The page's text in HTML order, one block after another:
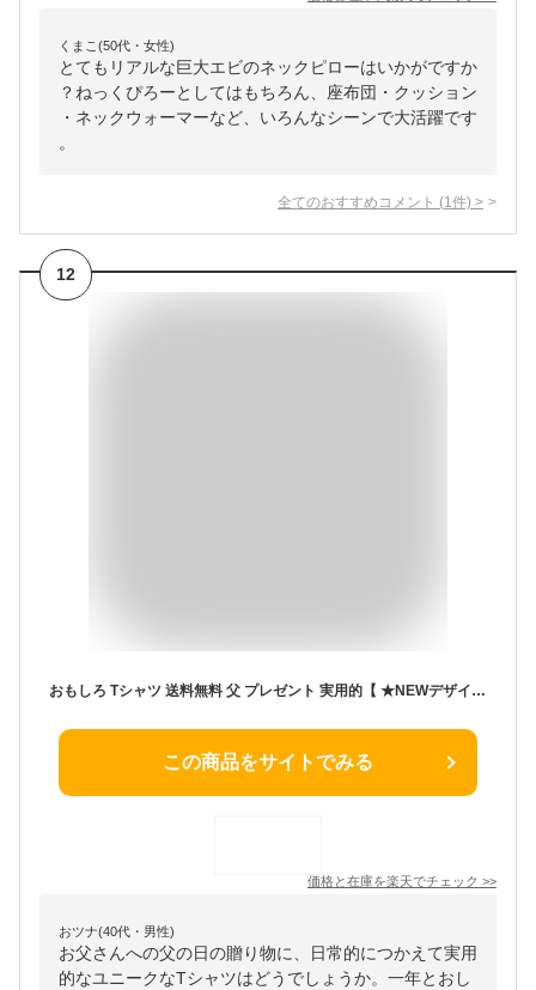
くまこ(50代・女性)
とてもリアルな巨大エビのネックピローはいかがですか
？ねっくぴろーとしてはもちろん、座布団・クッション
・ネックウォーマーなど、いろんなシーンで大活躍です
。
全てのおすすめコメント (1 件) >
12
おもしろ Tシャツ 送料無料 父 プレゼント 実用的【 ★NEWデザイン★ Tシャツ パタゴリ 選べる8色 】 父の日 お父さん 面白い 雑貨 誕生日 グッズ 男性 女性 子供 半袖 のし 包装 メッセ ビール 父 便利グッズ 早割 ビール スイーツ 食べ物 うなぎ 花 焼酎 シャレもん
この商品をサイトでみる
価格と在庫を楽天でチェック >>
おツナ(40代・男性)
お父さんへの父の日の贈り物に、日常的につかえて実用
的なユニークなTシャツはどうでしょうか。一年とおし